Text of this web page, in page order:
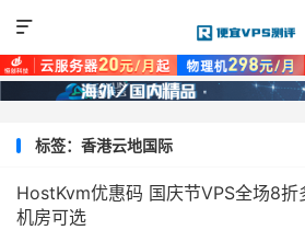

标签：香港云地国际
HostKvm优惠码 国庆节VPS全场8折
机房可选